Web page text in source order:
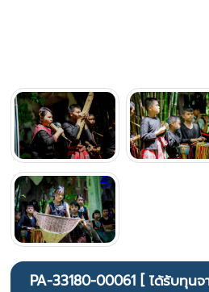
PA-33180-00061 [ ได้รับทุนจ